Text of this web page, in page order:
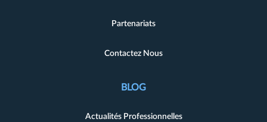
Partenariats
Contactez Nous
BLOG
Actualités Professionnelles